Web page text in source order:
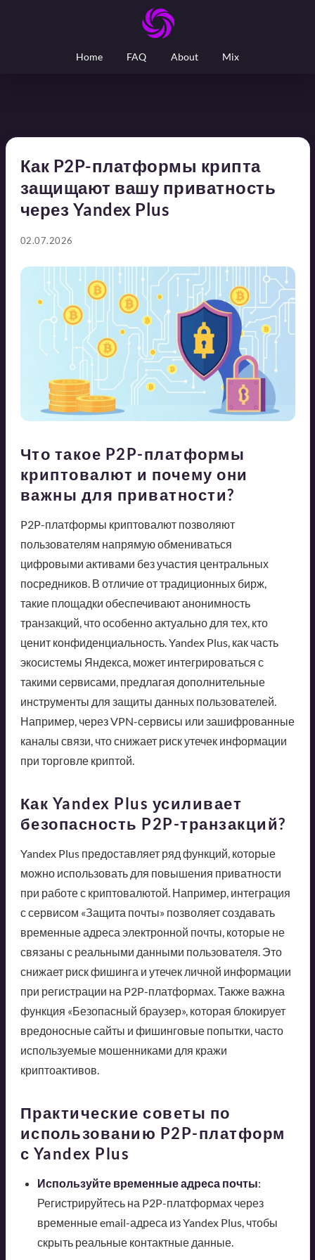
Home FAQ About Mix
Как P2P-платформы крипта
защищают вашу приватность
через Yandex Plus
02.07.2026
Что такое P2P-платформы
криптовалют и почему они
важны для приватности?
P2P-платформы криптовалют позволяют
пользователям напрямую обмениваться
цифровыми активами без участия центральных
посредников. В отличие от традиционных бирж,
такие площадки обеспечивают анонимность
транзакций, что особенно актуально для тех, кто
ценит конфиденциальность. Yandex Plus, как часть
экосистемы Яндекса, может интегрироваться с
такими сервисами, предлагая дополнительные
инструменты для защиты данных пользователей.
Например, через VPN-сервисы или зашифрованные
каналы связи, что снижает риск утечек информации
при торговле криптой.
Как Yandex Plus усиливает
безопасность P2P-транзакций?
Yandex Plus предоставляет ряд функций, которые
можно использовать для повышения приватности
при работе с криптовалютой. Например, интеграция
с сервисом «Защита почты» позволяет создавать
временные адреса электронной почты, которые не
связаны с реальными данными пользователя. Это
снижает риск фишинга и утечек личной информации
при регистрации на P2P-платформах. Также важна
функция «Безопасный браузер», которая блокирует
вредоносные сайты и фишинговые попытки, часто
используемые мошенниками для кражи
криптоактивов.
Практические советы по
использованию P2P-платформ
с Yandex Plus
Используйте временные адреса почты:
Регистрируйтесь на P2P-платформах через
временные email-адреса из Yandex Plus, чтобы
скрыть реальные контактные данные.